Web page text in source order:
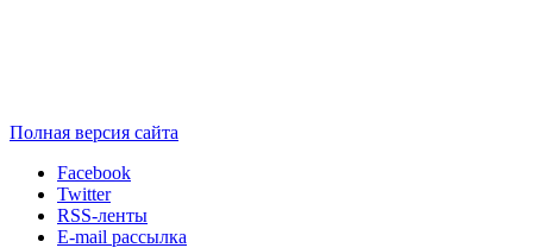
Полная версия сайта
Facebook
Twitter
RSS-ленты
E-mail рассылка